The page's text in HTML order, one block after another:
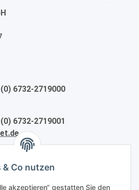
6732-2719000
2719001
Co nutzen
akzeptieren“ gestatten Sie den